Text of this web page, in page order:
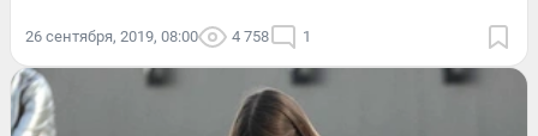
26 сентября, 2019, 08:00 4 758 1